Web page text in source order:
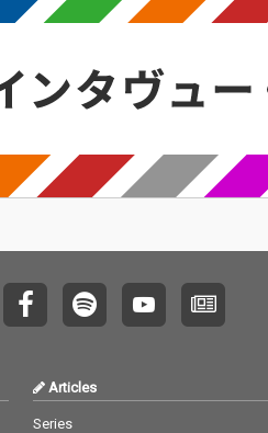
Articles
Series